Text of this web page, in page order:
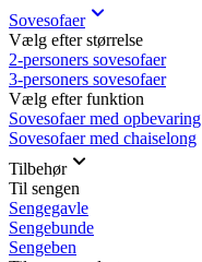
Sovesofaer
Vælg efter størrelse
2-personers sovesofaer
3-personers sovesofaer
Vælg efter funktion
Sovesofaer med opbevaring
Sovesofaer med chaiselong
Tilbehør
Til sengen
Sengegavle
Sengebunde
Sengeben